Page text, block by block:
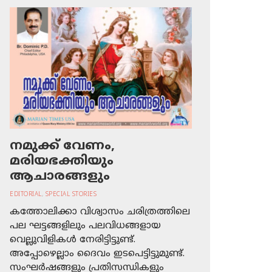
നമുക്ക് വേണം,
മരിയഭക്തിയും
ആചാരങ്ങളും
EDITORIAL, SPECIAL STORIES
കത്തോലിക്കാ വിശ്വാസം ചരിത്രത്തിലെ
പല ഘട്ടങ്ങളിലും പലവിധങ്ങളായ
വെല്ലുവിളികള്‍ നേരിട്ടിട്ടുണ്ട്.
അപ്പോഴെല്ലാം ദൈവം ഇടപെട്ടിട്ടുമുണ്ട്.
സംഘര്‍ഷങ്ങളും പ്രതിസന്ധികളും